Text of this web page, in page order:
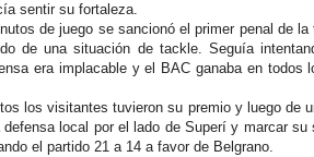
sentir su fortaleza.
de juego se sancionó el primer penal de
de una situación de tackle. Seguía
era implacable y el BAC ganaba en todos
los visitantes tuvieron su premio y luego de
local por el lado de Superí y marcar su
el partido 21 a 14 a favor de Belgrano.